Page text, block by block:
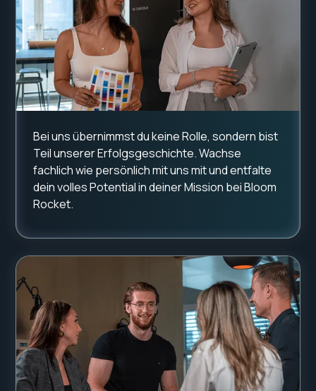
Bei uns übernimmst du keine Rolle, sondern bist
Teil unserer Erfolgsgeschichte. Wachse
fachlich wie persönlich mit uns mit und entfalte
dein volles Potential in deiner Mission bei Bloom
Rocket.